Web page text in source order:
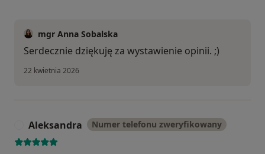
mgr Anna Sobalska
Serdecznie dziękuję za wystawienie opinii. ;)
22 kwietnia 2026
Aleksandra Numer telefonu zweryfikowany